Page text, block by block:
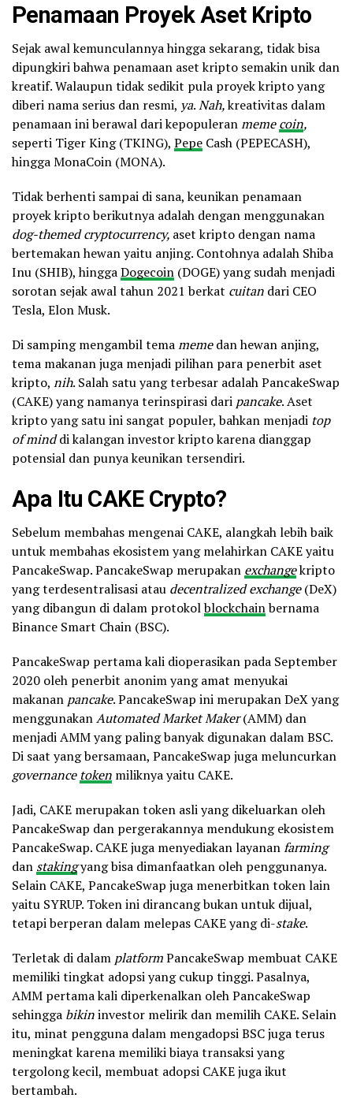
Penamaan Proyek Aset Kripto
Sejak awal kemunculannya hingga sekarang, tidak bisa
dipungkiri bahwa penamaan aset kripto semakin unik dan
kreatif. Walaupun tidak sedikit pula proyek kripto yang
diberi nama serius dan resmi, ya.Nah,kreativitas dalam
penamaan ini berawal dari kepopuleranmemecoin,
seperti Tiger King (TKING), Pepe Cash (PEPECASH),
hingga MonaCoin (MONA).
Tidak berhenti sampai di sana, keunikan penamaan
proyek kripto berikutnya adalah dengan menggunakan
dog-themed cryptocurrency, aset kripto dengan nama
bertemakan hewan yaitu anjing. Contohnya adalah Shiba
Inu (SHIB), hinggaDogecoin (DOGE) yang sudah menjadi
sorotan sejak awal tahun 2021 berkat cuitan dari CEO
Tesla, Elon Musk.
Di samping mengambil temamemedan hewan anjing,
tema makanan juga menjadi pilihan para penerbit aset
kripto, nih. Salah satu yang terbesar adalah PancakeSwap
(CAKE) yang namanya terinspirasi dari pancake. Aset
kripto yang satu ini sangat populer, bahkan menjadi top
of minddi kalangan investor kripto karena dianggap
potensial dan punya keunikan tersendiri.
Apa Itu CAKE Crypto?
Sebelum membahas mengenai CAKE, alangkah lebih baik
untuk membahas ekosistem yang melahirkan CAKE yaitu
PancakeSwap. PancakeSwap merupakan exchangekripto
yang terdesentralisasi atau decentralized exchange(DeX)
yang dibangun di dalam protokolblockchainbernama
Binance Smart Chain (BSC).
PancakeSwap pertama kali dioperasikan pada September
2020 oleh penerbit anonim yang amat menyukai
makanan pancake. PancakeSwap ini merupakan DeX yang
menggunakanAutomated Market Maker(AMM) dan
menjadi AMM yang paling banyak digunakan dalam BSC.
Di saat yang bersamaan, PancakeSwap juga meluncurkan
governance token miliknya yaitu CAKE.
Jadi, CAKE merupakan token asli yang dikeluarkan oleh
PancakeSwap dan pergerakannya mendukung ekosistem
PancakeSwap. CAKE juga menyediakan layananfarming
dan stakingyang bisa dimanfaatkan oleh penggunanya.
Selain CAKE, PancakeSwap juga menerbitkan token lain
yaitu SYRUP. Token ini dirancang bukan untuk dijual,
tetapi berperan dalam melepas CAKE yang di-stake.
Terletak di dalam platformPancakeSwap membuat CAKE
memiliki tingkat adopsi yang cukup tinggi. Pasalnya,
AMM pertama kali diperkenalkan oleh PancakeSwap
sehingga bikininvestor melirik dan memilih CAKE. Selain
itu, minat pengguna dalam mengadopsi BSC juga terus
meningkat karena memiliki biaya transaksi yang
tergolong kecil, membuat adopsi CAKE juga ikut
bertambah.